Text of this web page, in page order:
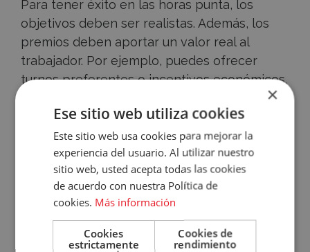
Accece
Tu
Cuenta
Email
Para tener éxito en las horas punta, los
objetivos deben ser realistas. Además, los
premios deben aportar un valor real al
trabajador. Por ejemplo, puedes ofrecer
turnos preferentes o incentivos económicos.
importante es sentir que el talento se
reconoce de forma dinámica.
Conclusión
Retener el talento requiere mucha
creatividad en un mercado tan competitivo.
×
Ese sitio web utiliza cookies
Este sitio web usa cookies para mejorar la
experiencia del usuario. Al utilizar nuestro
sitio web, usted acepta todas las cookies
de acuerdo con nuestra Política de
cookies. Más información
Cookies
estrictamente
Cookies de
rendimiento